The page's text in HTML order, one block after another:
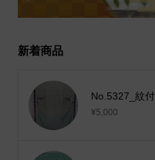
新着商品
No.5327_紋
¥5,000